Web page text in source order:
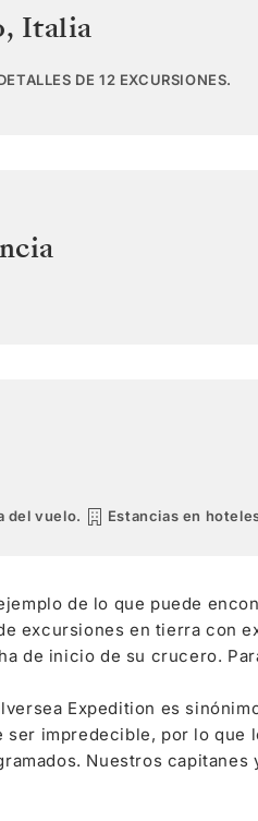
, Italia
DE 12 EXCURSIONES.
del vuelo. Estancias en
de lo que puede
excursiones en tierra con
de inicio de su crucero.
Expedition es
impredecible, por lo
Nuestros